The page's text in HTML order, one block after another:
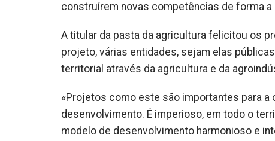
construírem novas competências de forma
A titular da pasta da agricultura felicitou os
projeto, várias entidades, sejam elas
territorial através da agricultura e da
«Projetos como este são importantes para
desenvolvimento. É imperioso, em todo o
modelo de desenvolvimento harmonioso e